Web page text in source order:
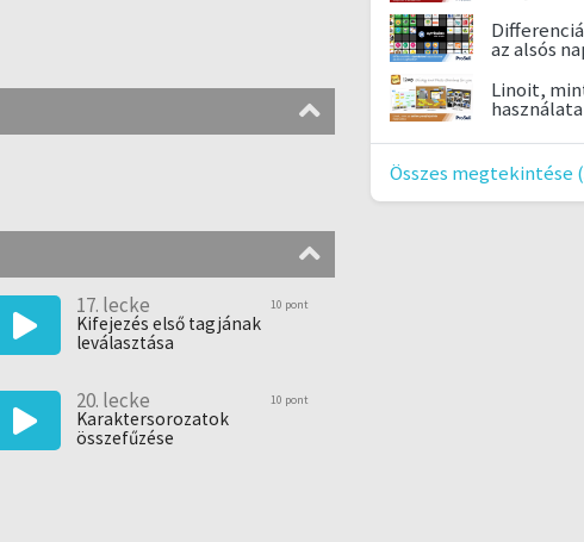
17. lecke 10 pont
Kifejezés első tagjának
leválasztása
20. lecke 10 pont
Karaktersorozatok
összefűzése
az alsós
Linoit,
használata
Összes megtekintése